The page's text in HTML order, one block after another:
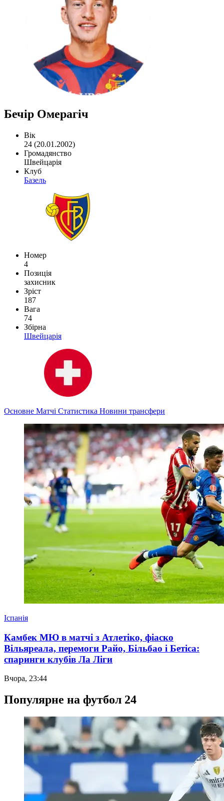
Бечір Омерагіч
Вік
24 (20.01.2002)
Громадянство
Швейцарія
Клуб
Базель
Номер
4
Позиція
захисник
Зріст
187
Вага
74
Збірна
Швейцарія
Основне Матчі Статистика Новини трансфери
Іспанія
Камбек МЮ в матчі з Атлетіко, фіаско
Вільяреала, перемоги Райо, Більбао і Бетіса:
спаринги клубів Ла Ліги
Вчора, 23:44
Популярне на футбол 24